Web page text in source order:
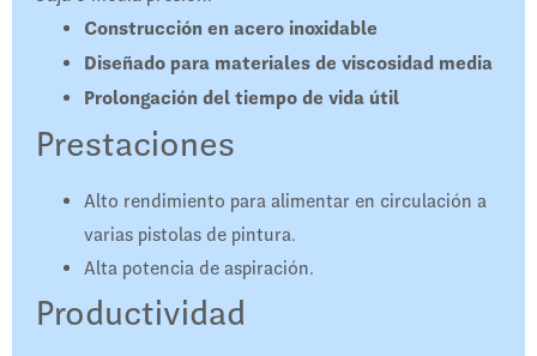
Construcción en acero inoxidable​
Diseñado para materiales de viscosidad media
Prolongación del tiempo de vida útil​
Prestaciones
Alto rendimiento para alimentar en circulación a
varias pistolas de pintura.
Alta potencia de aspiración.
​Productividad